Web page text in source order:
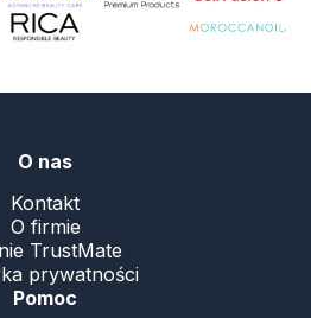
O nas
Kontakt
O firmie
TrustMate
prywatności
Pomoc